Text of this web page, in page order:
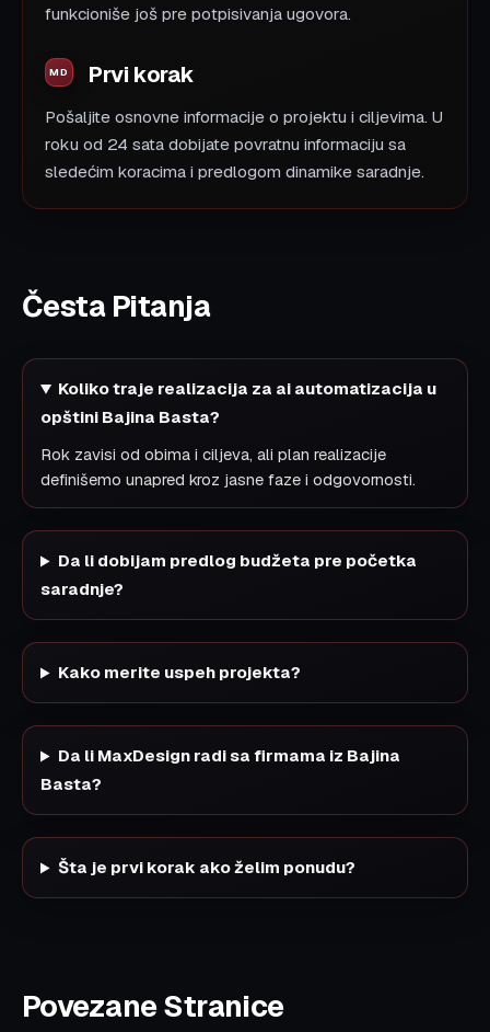
funkcioniše još pre potpisivanja ugovora.
Prvi korak
Pošaljite osnovne informacije o projektu i ciljevima. U
roku od 24 sata dobijate povratnu informaciju sa
sledećim koracima i predlogom dinamike saradnje.
Česta Pitanja
Koliko traje realizacija za ai automatizacija u
opštini Bajina Basta?
Rok zavisi od obima i ciljeva, ali plan realizacije
definišemo unapred kroz jasne faze i odgovornosti.
Da li dobijam predlog budžeta pre početka
saradnje?
Kako merite uspeh projekta?
Da li MaxDesign radi sa firmama iz Bajina
Basta?
Šta je prvi korak ako želim ponudu?
Povezane Stranice